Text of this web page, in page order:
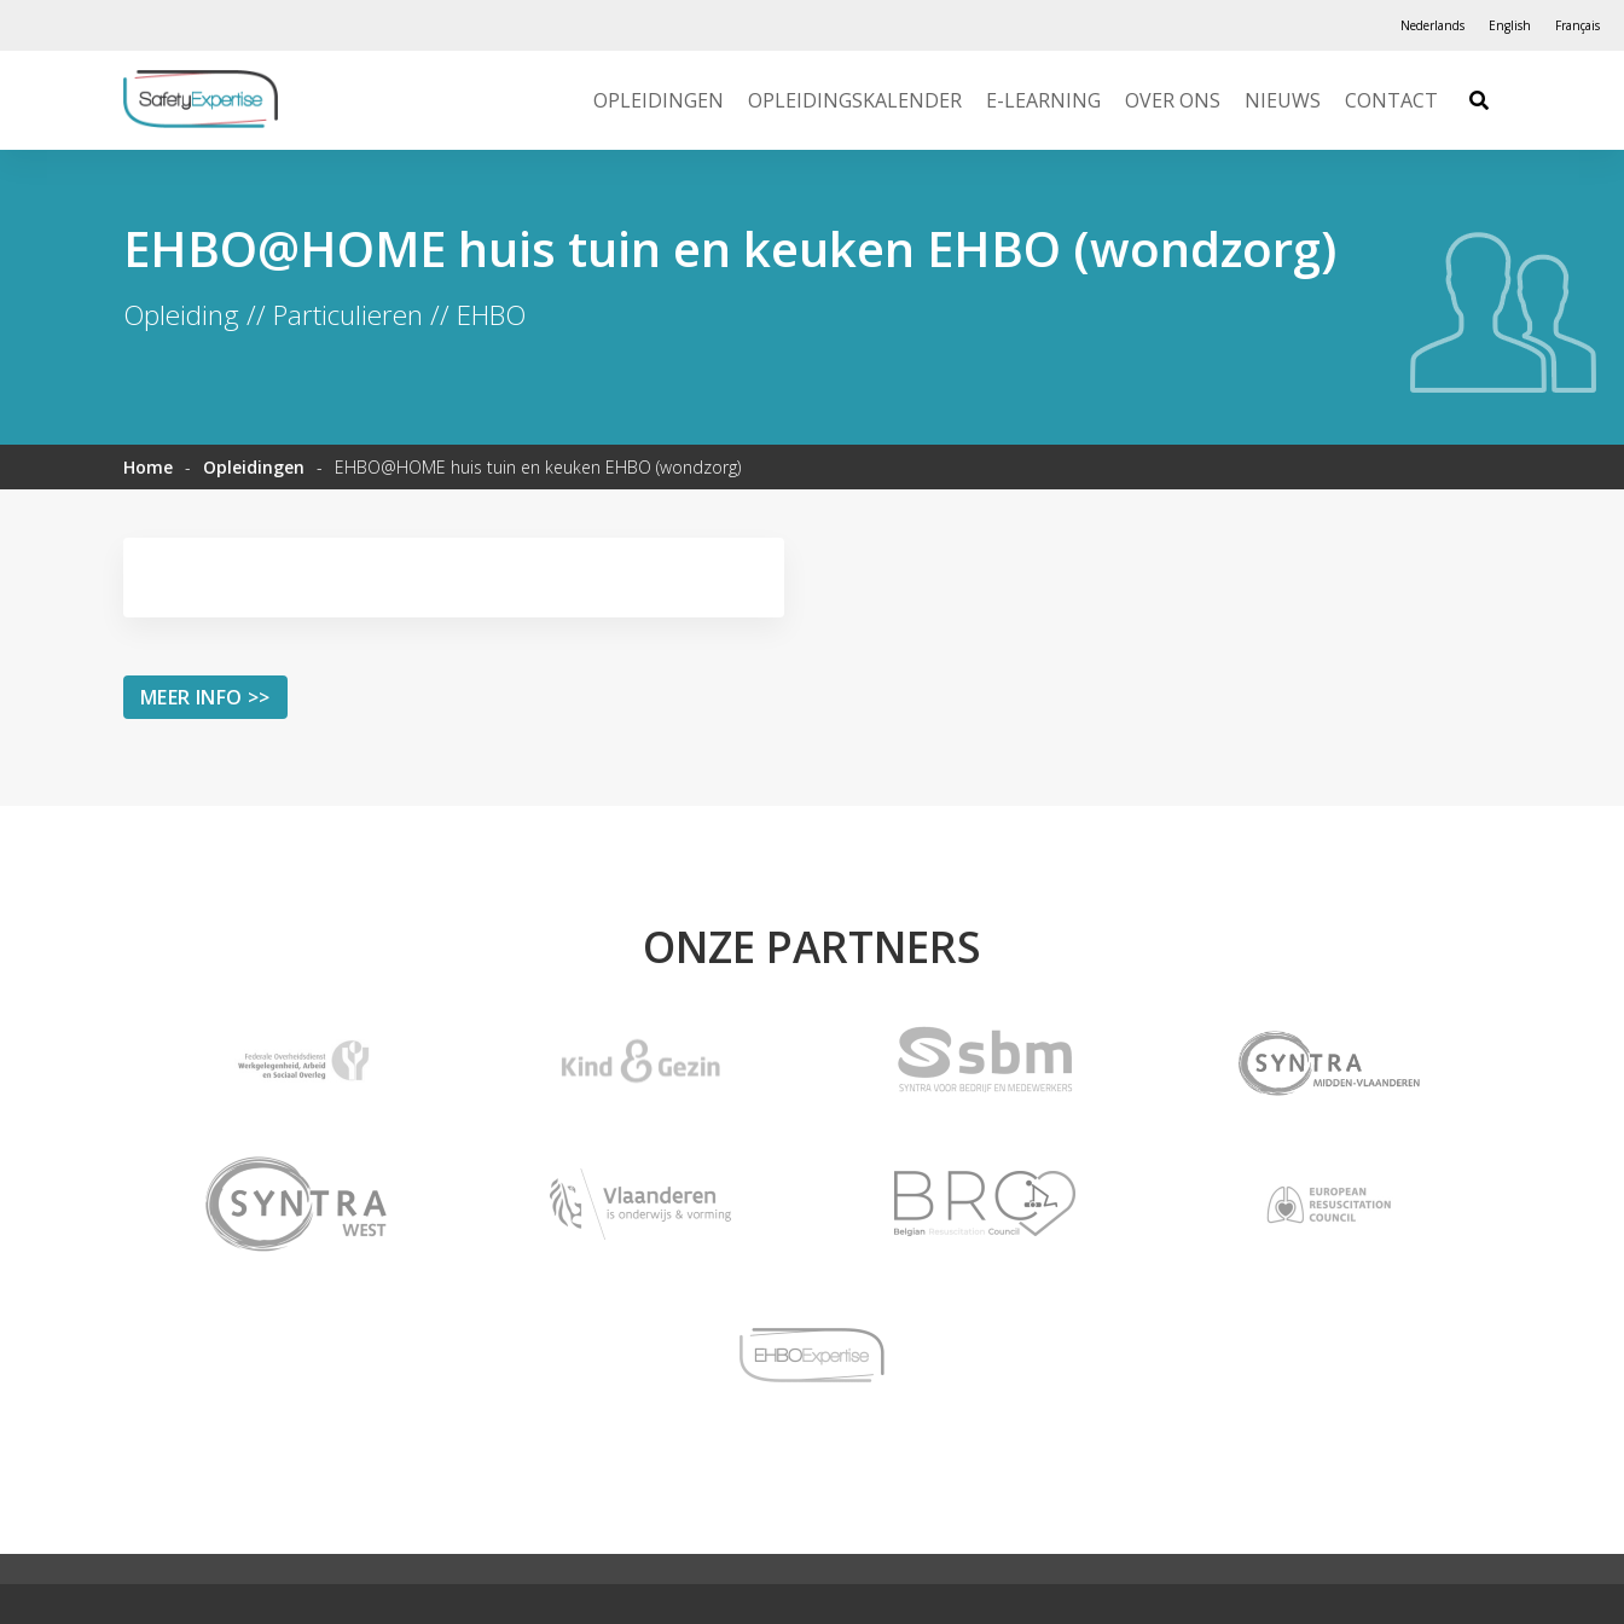
Nederlands English Français
OPLEIDINGEN OPLEIDINGSKALENDER E-LEARNING OVER ONS NIEUWS CONTACT
EHBO@HOME huis tuin en keuken EHBO (wondzorg)
Opleiding // Particulieren // EHBO
Home - Opleidingen - EHBO@HOME huis tuin en keuken EHBO (wondzorg)
MEER INFO >>
ONZE PARTNERS